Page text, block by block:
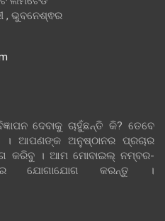
, ଭୁବନେଶ୍ଵର
ଦେବାକୁ ଚାହୁଁଛନ୍ତି କି? ତେବେ
ଆପଣଙ୍କ ଅନୁଷ୍ଠାନର ପ୍ରଚାର
କରିବୁ । ଆମ ମୋବାଇଲ୍ ନମ୍ବର-
ଯୋଗାଯୋଗ କରନ୍ତୁ ।